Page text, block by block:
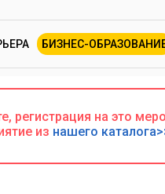
БИЗНЕС-
регистрация на это
из нашего